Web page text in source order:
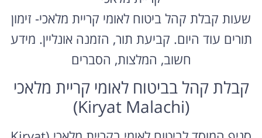
שעות קבלת קהל ביטוח לאומי קריית מלאכי- זימון
תורים עוד היום. קביעת תור, הזמנה אונליין. מידע
חשוב, המלצות, הסברים
קבלת קהל בביטוח לאומי קריית מלאכי
(Kiryat Malachi)
סניף המוסד לביטוח לאומי בקריית מלאכי (Kiryat